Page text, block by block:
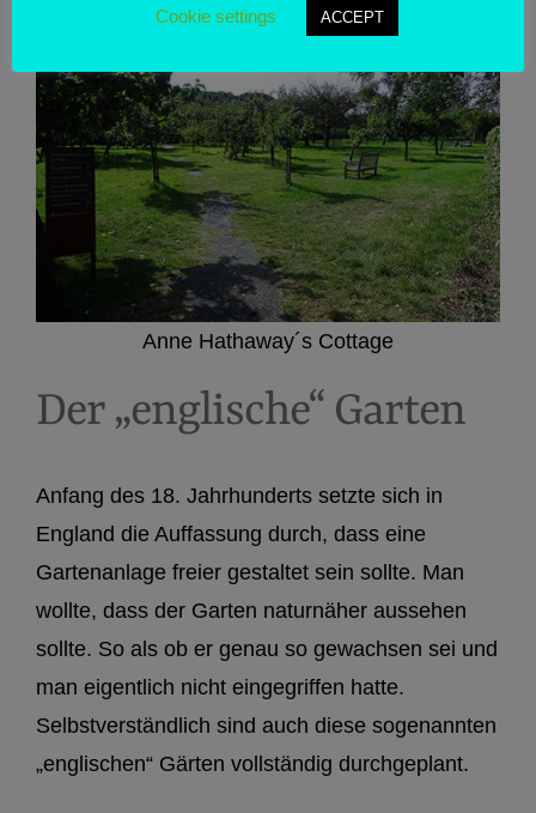
Anne Hathaway´s Cottage
Der „englische“ Garten
Anfang des 18. Jahrhunderts setzte sich in
England die Auffassung durch, dass eine
Gartenanlage freier gestaltet sein sollte. Man
wollte, dass der Garten naturnäher aussehen
sollte. So als ob er genau so gewachsen sei und
man eigentlich nicht eingegriffen hatte.
Selbstverständlich sind auch diese sogenannten
„englischen“ Gärten vollständig durchgeplant.
Cookie settings ACCEPT